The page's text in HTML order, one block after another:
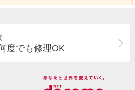
度でも修理OK